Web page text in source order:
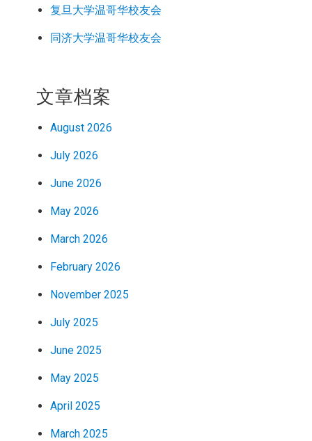
复旦大学温哥华校友会
同济大学温哥华校友会
文章档案
August 2026
July 2026
June 2026
May 2026
March 2026
February 2026
November 2025
July 2025
June 2025
May 2025
April 2025
March 2025